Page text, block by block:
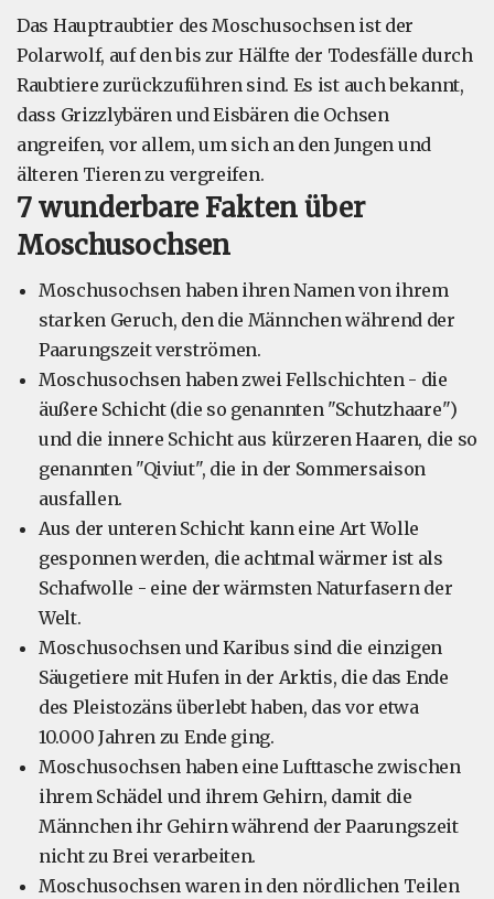
Das Hauptraubtier des Moschusochsen ist der
Polarwolf, auf den bis zur Hälfte der Todesfälle durch
Raubtiere zurückzuführen sind. Es ist auch bekannt,
dass Grizzlybären und Eisbären die Ochsen
angreifen, vor allem, um sich an den Jungen und
älteren Tieren zu vergreifen.
7 wunderbare Fakten über
Moschusochsen
Moschusochsen haben ihren Namen von ihrem
starken Geruch, den die Männchen während der
Paarungszeit verströmen.
Moschusochsen haben zwei Fellschichten - die
äußere Schicht (die so genannten "Schutzhaare")
und die innere Schicht aus kürzeren Haaren, die so
genannten "Qiviut", die in der Sommersaison
ausfallen.
Aus der unteren Schicht kann eine Art Wolle
gesponnen werden, die achtmal wärmer ist als
Schafwolle - eine der wärmsten Naturfasern der
Welt.
Moschusochsen und Karibus sind die einzigen
Säugetiere mit Hufen in der Arktis, die das Ende
des Pleistozäns überlebt haben, das vor etwa
10.000 Jahren zu Ende ging.
Moschusochsen haben eine Lufttasche zwischen
ihrem Schädel und ihrem Gehirn, damit die
Männchen ihr Gehirn während der Paarungszeit
nicht zu Brei verarbeiten.
Moschusochsen waren in den nördlichen Teilen